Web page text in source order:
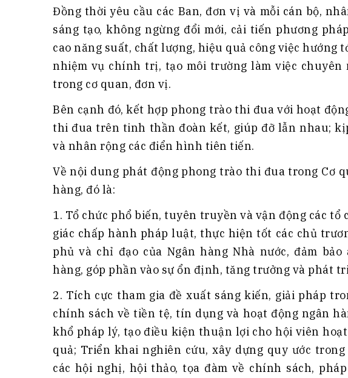
Đồng thời yêu cầu các Ban, đơn vị và mỗi cán bộ,
sáng tạo, không ngừng đổi mới, cải tiến phương
cao năng suất, chất lượng, hiệu quả công việc hướng
nhiệm vụ chính trị, tạo môi trường làm việc
trong cơ quan, đơn vị.
Bên cạnh đó, kết hợp phong trào thi đua với hoạt
thi đua trên tinh thần đoàn kết, giúp đỡ lẫn nhau;
và nhân rộng các điển hình tiên tiến.
Về nội dung phát động phong trào thi đua trong Cơ
hàng, đó là:
1. Tổ chức phổ biến, tuyên truyền và vận động các tổ
giác chấp hành pháp luật, thực hiện tốt các chủ
phủ và chỉ đạo của Ngân hàng Nhà nước, đảm
hàng, góp phần vào sự ổn định, tăng trưởng và phát
2. Tích cực tham gia đề xuất sáng kiến, giải pháp
chính sách về tiền tệ, tín dụng và hoạt động ngân
khổ pháp lý, tạo điều kiện thuận lợi cho hội viên
quả; Triển khai nghiên cứu, xây dựng quy ước
các hội nghị, hội thảo, tọa đàm về chính sách,